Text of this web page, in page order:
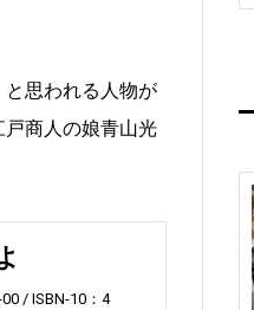
思われる人物が
商人の娘青山光
ISBN-10：4